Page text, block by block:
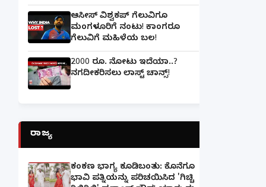
ಆಸೀಸ್ ವಿಶ್ವಕಪ್ ಗೆಲುವಿಗೂ
ಮಂಗಳೂರಿಗೆ ನಂಟು! ಕಾಂಗರೂ
ಗೆಲುವಿಗೆ ಮಹಿಳೆಯ ಬಲ!
2000 ರೂ. ನೋಟು ಇದೆಯಾ..?
ನಗದೀಕರಿಸಲು ಲಾಸ್ಟ್‌ ಚಾನ್ಸ್‌!
ರಾಜ್ಯ
ಕಂಕಣ ಭಾಗ್ಯ ಕೂಡಿಬಂತು: ಕೊನೆಗೂ
ಭಾವಿ ಪತ್ನಿಯನ್ನು ಪರಿಚಯಿಸಿದ 'ಗಿಚ್ಚಿ